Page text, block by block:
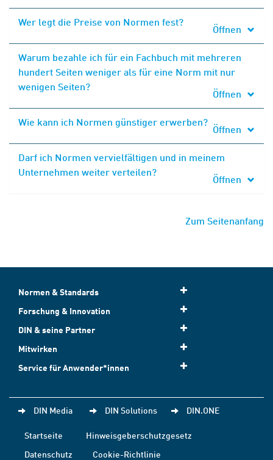
Wer legt die Preise von Normen fest?
Öffnen
Warum bezahle ich für ein Fachbuch mit mehreren
hundert Seiten weniger als für eine Norm mit nur
wenigen Seiten?
Öffnen
Wie kann ich Normen günstiger erwerben?
Öffnen
Darf ich Normen vervielfältigen und in meinem
Unternehmen weiter verteilen?
Öffnen
Zum Seitenanfang
Normen & Standards
Forschung & Innovation
DIN & seine Partner
Mitwirken
Service für Anwender*innen
DIN Media DIN Solutions DIN.ONE
Startseite
Hinweisgeberschutzgesetz
Datenschutz
Cookie-Richtlinie